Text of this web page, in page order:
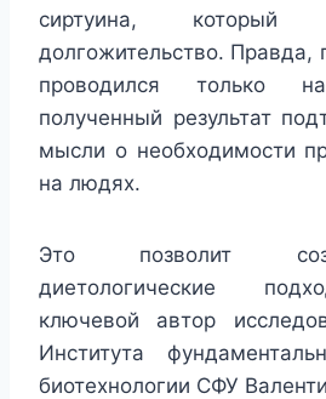
сиртуина, который
долгожительство. Правда,
проводился
полученный результат
мысли о необходимости
на людях.
Это позволит
диетологические
ключевой автор
Института
биотехнологии СФУ